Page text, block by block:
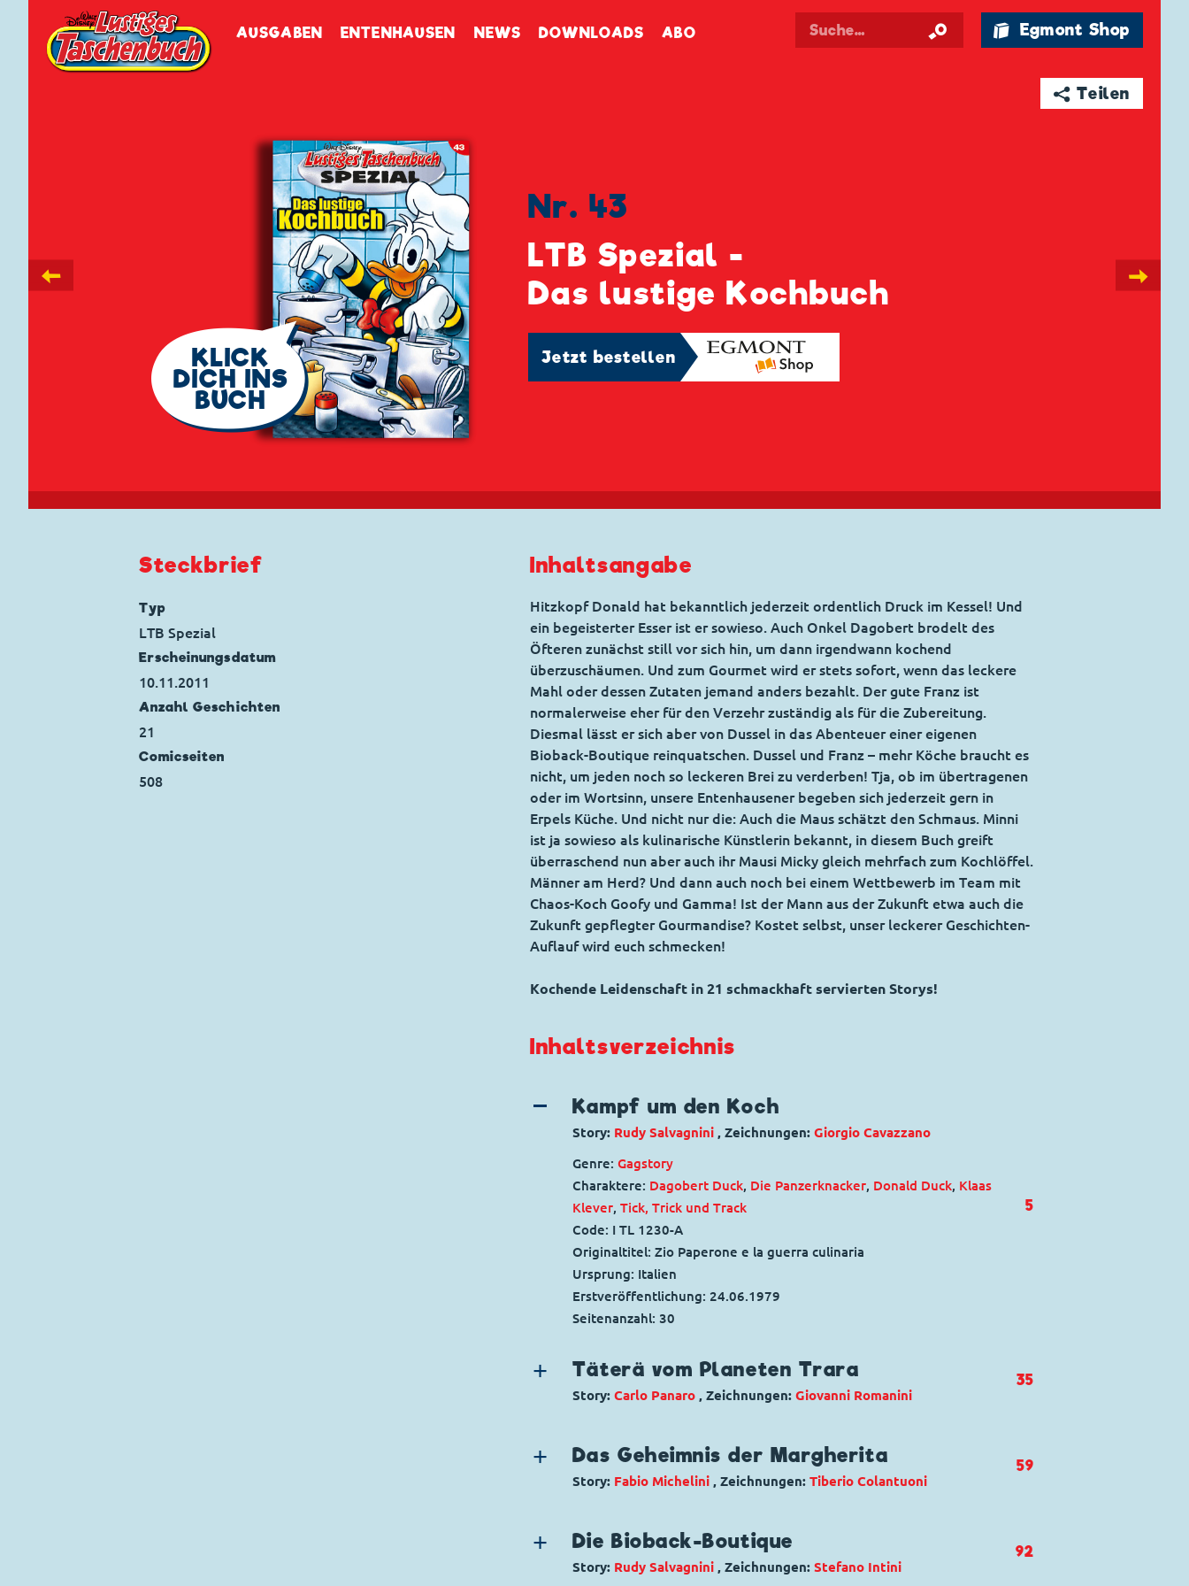
AUSGABEN ENTENHAUSEN NEWS DOWNLOADS ABO 🛍 Egmont Shop
➦ Teilen
←
🗨
KLICK
DICH INS
BUCH
Nr. 43
LTB Spezial -
Das lustige Kochbuch
Jetzt bestellen
→
Inhaltsangabe
Hitzkopf Donald hat bekanntlich jederzeit ordentlich Druck im Kessel! Und
ein begeisterter Esser ist er sowieso. Auch Onkel Dagobert brodelt des
Öfteren zunächst still vor sich hin, um dann irgendwann kochend
überzuschäumen. Und zum Gourmet wird er stets sofort, wenn das leckere
Mahl oder dessen Zutaten jemand anders bezahlt. Der gute Franz ist
normalerweise eher für den Verzehr zuständig als für die Zubereitung.
Diesmal lässt er sich aber von Dussel in das Abenteuer einer eigenen
Bioback-Boutique reinquatschen. Dussel und Franz – mehr Köche braucht es
nicht, um jeden noch so leckeren Brei zu verderben! Tja, ob im übertragenen
oder im Wortsinn, unsere Entenhausener begeben sich jederzeit gern in
Erpels Küche. Und nicht nur die: Auch die Maus schätzt den Schmaus. Minni
ist ja sowieso als kulinarische Künstlerin bekannt, in diesem Buch greift
überraschend nun aber auch ihr Mausi Micky gleich mehrfach zum Kochlöffel.
Männer am Herd? Und dann auch noch bei einem Wettbewerb im Team mit
Chaos-Koch Goofy und Gamma! Ist der Mann aus der Zukunft etwa auch die
Zukunft gepflegter Gourmandise? Kostet selbst, unser leckerer Geschichten-
Auflauf wird euch schmecken!
Kochende Leidenschaft in 21 schmackhaft servierten Storys!
Inhaltsverzeichnis
Kampf um den Koch
Story: Rudy Salvagnini, Zeichnungen: Giorgio Cavazzano
Genre: Gagstory
Charaktere: Dagobert Duck, Die Panzerknacker, Donald Duck, Klaas
Klever, Tick, Trick und Track
Code: I TL 1230-A
Originaltitel: Zio Paperone e la guerra culinaria
Ursprung: Italien
Erstveröffentlichung: 24.06.1979
Seitenanzahl: 30
5
Täterä vom Planeten Trara
Story: Carlo Panaro, Zeichnungen: Giovanni Romanini
Charaktere:Donald Duck
Originaltitel: Paperino e il catastrofico Perepek
Erstveröffentlichung:07.02.1993
Seitenanzahl: 24
35
Das Geheimnis der Margherita
Story: Fabio Michelini, Zeichnungen: Tiberio Colantuoni
Charaktere:Goofy, Marlin,Micky Maus
Originaltitel: Topolino e il mistero della Margherita
59
Die Bioback-Boutique
Story: Rudy Salvagnini, Zeichnungen: Stefano Intini
92
Steckbrief
Typ
LTB Spezial
Erscheinungs­datum
10.11.2011
Anzahl Geschichten
21
Comicseiten
508